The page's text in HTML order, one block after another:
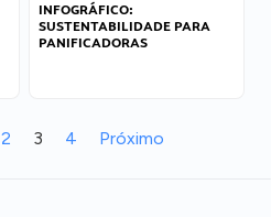
INFOGRÁFICO:
SUSTENTABILIDADE PARA
PANIFICADORAS
2 3 4 Próximo